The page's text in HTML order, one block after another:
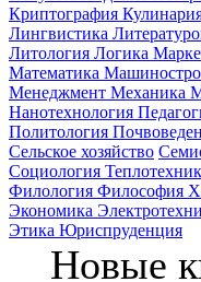
Криптография
Лингвистика
Литология Логика
Математика
Менеджмент Механика
Нанотехнология
Политология
Сельское хозяйство
Социология
Филология Философия
Экономика
Этика Юриспруденция
Новые